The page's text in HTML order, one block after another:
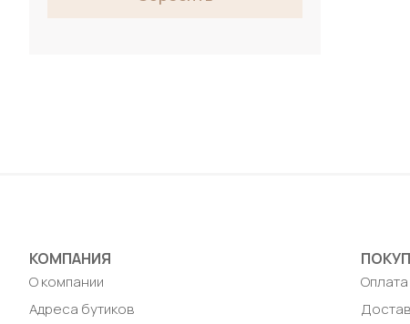
КОМПАНИЯ
О компании
Адреса бутиков
Оплата